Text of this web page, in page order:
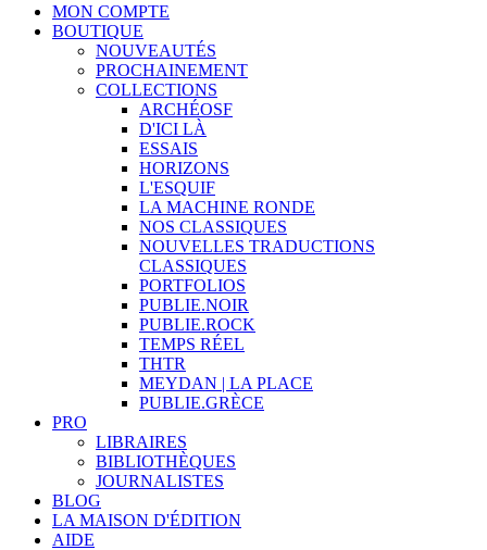
MON COMPTE
BOUTIQUE
NOUVEAUTÉS
PROCHAINEMENT
COLLECTIONS
ARCHÉOSF
D'ICI LÀ
ESSAIS
HORIZONS
L'ESQUIF
LA MACHINE RONDE
NOS CLASSIQUES
NOUVELLES TRADUCTIONS
CLASSIQUES
PORTFOLIOS
PUBLIE.NOIR
PUBLIE.ROCK
TEMPS RÉEL
THTR
MEYDAN | LA PLACE
PUBLIE.GRÈCE
PRO
LIBRAIRES
BIBLIOTHÈQUES
JOURNALISTES
BLOG
LA MAISON D'ÉDITION
AIDE